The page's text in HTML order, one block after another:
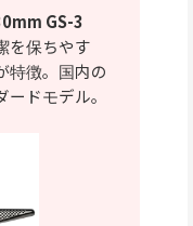
GS-3
を保ちやす
特徴。国内の
ドモデル。